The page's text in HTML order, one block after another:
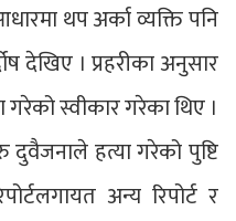
थप अर्का व्यक्ति पनि
देखिए । प्रहरीका अनुसार
स्वीकार गरेका थिए ।
हत्या गरेको पुष्टि
अन्य रिपोर्ट र